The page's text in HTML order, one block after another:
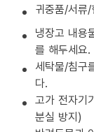
귀중품/서류
냉장고 내용
를 해두세요.
세탁물/침구
다.
고가 전자기
분실 방지)